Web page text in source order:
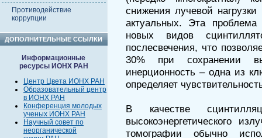
Противодействие
коррупции
ДОПОЛНИТЕЛЬНЫЕ ССЫЛКИ
Информационные
ресурсы ИОНХ РАН
Центр Цвета ИОНХ РАН
Образовательный центр
в ИОНХ РАН
Конференция молодых
ученых ИОНХ РАН
Научный совет по
неорганической
снижения лучевой
актуальных. Эта
новых видов
послесвечения, что
30% при сохранении
инерционность – одна из
определяет
В качестве
высокоэнергетического
томографии обычно